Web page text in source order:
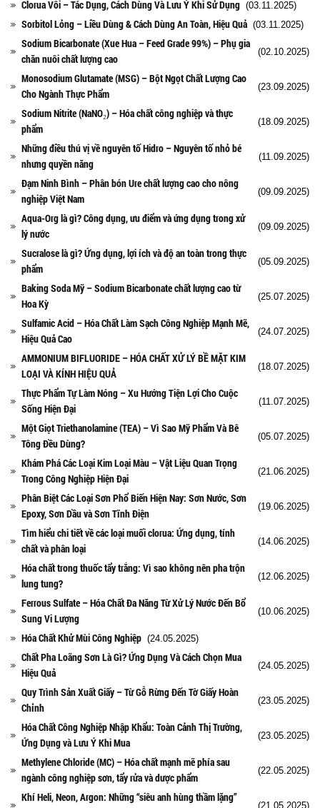
Clorua Vôi – Tác Dụng, Cách Dùng Và Lưu Ý Khi Sử Dụng (03.11.2025)
Sorbitol Lỏng – Liều Dùng & Cách Dùng An Toàn, Hiệu Quả (03.11.2025)
Sodium Bicarbonate (Xue Hua – Feed Grade 99%) – Phụ gia
chăn nuôi chất lượng cao
(02.10.2025)
Monosodium Glutamate (MSG) – Bột Ngọt Chất Lượng Cao
Cho Ngành Thực Phẩm
(23.09.2025)
Sodium Nitrite (NaNO₂) – Hóa chất công nghiệp và thực
phẩm
(18.09.2025)
Những điều thú vị về nguyên tố Hidro – Nguyên tố nhỏ bé
nhưng quyền năng
(11.09.2025)
Đạm Ninh Bình – Phân bón Ure chất lượng cao cho nông
nghiệp Việt Nam
(09.09.2025)
Aqua-Org là gì? Công dụng, ưu điểm và ứng dụng trong xử
lý nước
(09.09.2025)
Sucralose là gì? Ứng dụng, lợi ích và độ an toàn trong thực
phẩm
(05.09.2025)
Baking Soda Mỹ – Sodium Bicarbonate chất lượng cao từ
Hoa Kỳ
(25.07.2025)
Sulfamic Acid – Hóa Chất Làm Sạch Công Nghiệp Mạnh Mẽ,
Hiệu Quả Cao
(24.07.2025)
AMMONIUM BIFLUORIDE – HÓA CHẤT XỬ LÝ BỀ MẶT KIM
LOẠI VÀ KÍNH HIỆU QUẢ
(18.07.2025)
Thực Phẩm Tự Làm Nóng – Xu Hướng Tiện Lợi Cho Cuộc
Sống Hiện Đại
(11.07.2025)
Một Giọt Triethanolamine (TEA) – Vì Sao Mỹ Phẩm Và Bê
Tông Đều Dùng?
(05.07.2025)
Khám Phá Các Loại Kim Loại Màu – Vật Liệu Quan Trọng
Trong Công Nghiệp Hiện Đại
(21.06.2025)
Phân Biệt Các Loại Sơn Phổ Biến Hiện Nay: Sơn Nước, Sơn
Epoxy, Sơn Dầu và Sơn Tĩnh Điện
(19.06.2025)
Tìm hiểu chi tiết về các loại muối clorua: Ứng dụng, tính
chất và phân loại
(14.06.2025)
Hóa chất trong thuốc tẩy trắng: Vì sao không nên pha trộn
lung tung?
(12.06.2025)
Ferrous Sulfate – Hóa Chất Đa Năng Từ Xử Lý Nước Đến Bổ
Sung Vi Lượng
(10.06.2025)
Hóa Chất Khử Mùi Công Nghiệp (24.05.2025)
Chất Pha Loãng Sơn Là Gì? Ứng Dụng Và Cách Chọn Mua
Hiệu Quả
(24.05.2025)
Quy Trình Sản Xuất Giấy – Từ Gỗ Rừng Đến Tờ Giấy Hoàn
Chỉnh
(23.05.2025)
Hóa Chất Công Nghiệp Nhập Khẩu: Toàn Cảnh Thị Trường,
Ứng Dụng và Lưu Ý Khi Mua
(23.05.2025)
Methylene Chloride (MC) – Hóa chất mạnh mẽ phía sau
ngành công nghiệp sơn, tẩy rửa và dược phẩm
(22.05.2025)
Khí Heli, Neon, Argon: Những “siêu anh hùng thầm lặng”
(21.05.2025)